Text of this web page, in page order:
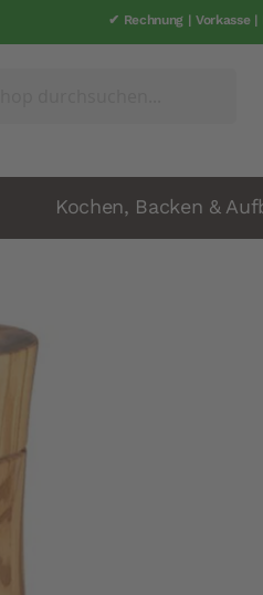
✔ Rechnung | Vorkasse
Kochen, Backen &